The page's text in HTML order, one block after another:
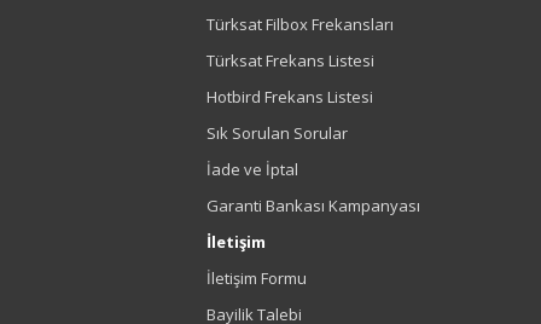
Türksat Filbox Frekansları
Türksat Frekans Listesi
Hotbird Frekans Listesi
Sık Sorulan Sorular
İade ve İptal
Garanti Bankası Kampanyası
İletişim
İletişim Formu
Bayilik Talebi